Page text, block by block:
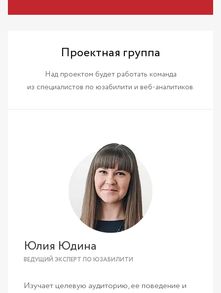
Проектная группа
Над проектом будет работать команда
из специалистов по юзабилити и веб-аналитиков.
Юлия Юдина
ВЕДУЩИЙ ЭКСПЕРТ ПО ЮЗАБИЛИТИ
Изучает целевую аудиторию, ее поведение и